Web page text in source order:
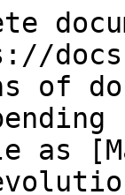
of
as